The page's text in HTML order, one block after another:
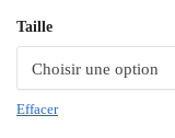
Taille
Effacer